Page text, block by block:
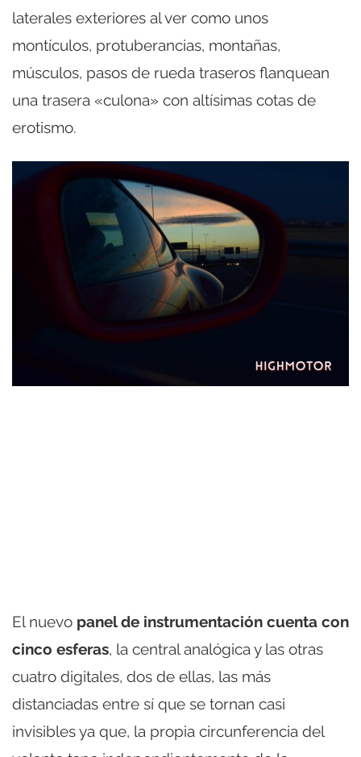
laterales exteriores al ver como unos
montículos, protuberancias, montañas,
músculos, pasos de rueda traseros flanquean
una trasera «culona» con altísimas cotas de
erotismo.
El nuevo panel de instrumentación cuenta con
cinco esferas, la central analógica y las otras
cuatro digitales, dos de ellas, las más
distanciadas entre sí que se tornan casi
invisibles ya que, la propia circunferencia del